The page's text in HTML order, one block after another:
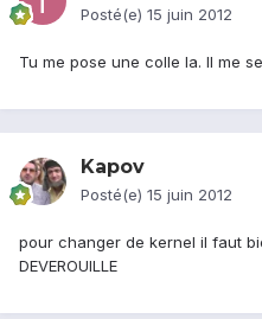
Posté(e) 15 juin 2012
Tu me pose une colle la. Il me
Kapov
Posté(e) 15 juin 2012
pour changer de kernel il faut
DEVEROUILLE